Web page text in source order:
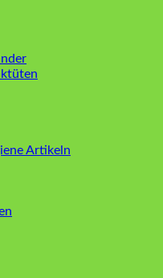
Artikeln